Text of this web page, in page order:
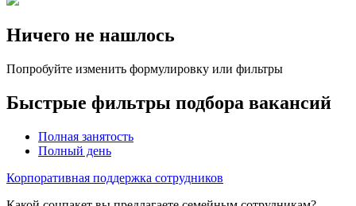
Ничего не нашлось
Попробуйте изменить формулировку или фильтры
Быстрые фильтры подбора вакансий
Полная занятость
Полный день
Корпоративная поддержка сотрудников